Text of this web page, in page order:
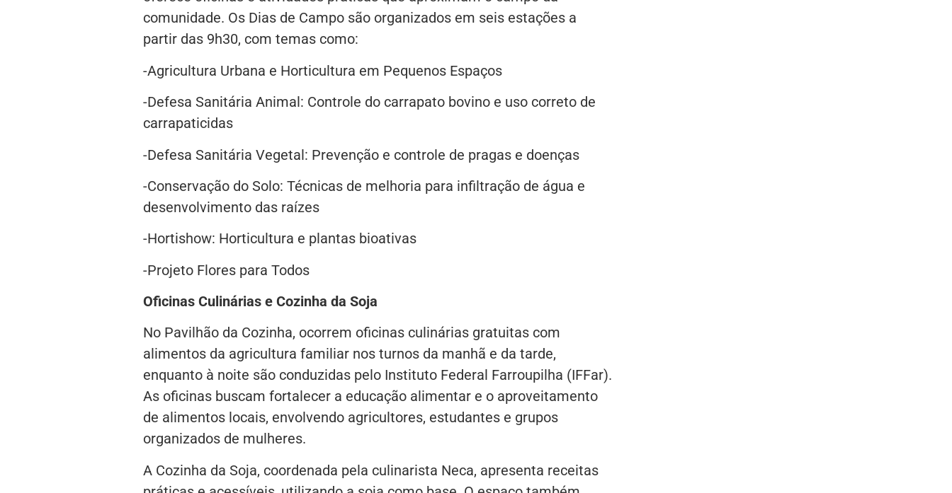
comunidade. Os Dias de Campo são organizados em seis estações a
partir das 9h30, com temas como:
-Agricultura Urbana e Horticultura em Pequenos Espaços
-Defesa Sanitária Animal: Controle do carrapato bovino e uso correto de
carrapaticidas
-Defesa Sanitária Vegetal: Prevenção e controle de pragas e doenças
-Conservação do Solo: Técnicas de melhoria para infiltração de água e
desenvolvimento das raízes
-Hortishow: Horticultura e plantas bioativas
-Projeto Flores para Todos
Oficinas Culinárias e Cozinha da Soja
No Pavilhão da Cozinha, ocorrem oficinas culinárias gratuitas com
alimentos da agricultura familiar nos turnos da manhã e da tarde,
enquanto à noite são conduzidas pelo Instituto Federal Farroupilha (IFFar).
As oficinas buscam fortalecer a educação alimentar e o aproveitamento
de alimentos locais, envolvendo agricultores, estudantes e grupos
organizados de mulheres.
A Cozinha da Soja, coordenada pela culinarista Neca, apresenta receitas